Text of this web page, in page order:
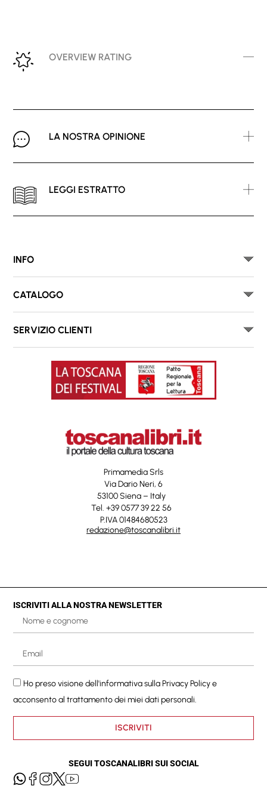
OVERVIEW RATING
LA NOSTRA OPINIONE
LEGGI ESTRATTO
INFO
CATALOGO
SERVIZIO CLIENTI
Primamedia Srls
Via Dario Neri, 6
53100 Siena – Italy
Tel. +39 0577 39 22 56
P.IVA 01484680523
redazione@toscanalibri.it
ISCRIVITI ALLA NOSTRA NEWSLETTER
Ho preso visione dell'informativa sullaPrivacy Policye
acconsento al trattamento dei miei dati personali.
ISCRIVITI
SEGUI TOSCANALIBRI SUI SOCIAL